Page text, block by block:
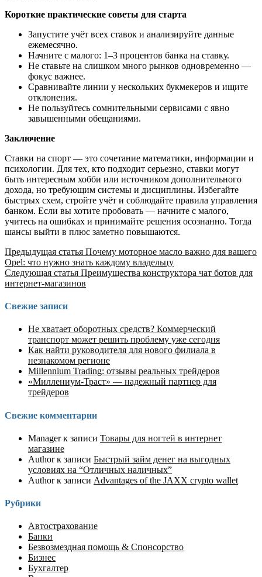
Короткие практические советы для старта
Запустите учёт всех ставок и анализируйте данные
ежемесячно.
Начните с малого: 1–3 процентов банка на ставку.
Не ставьте на слишком много рынков одновременно —
фокус важнее.
Сравнивайте линии у нескольких букмекеров и ищите
отклонения.
Не пользуйтесь сомнительными сервисами с явно
завышенными обещаниями.
Заключение
Ставки на спорт — это сочетание математики, информации и
психологии. Для тех, кто подходит серьезно, ставки могут
быть интересным хобби или источником дополнительного
дохода, но требующим системы и дисциплины. Избегайте
быстрых схем, стройте учёт и соблюдайте правила управления
банком. Если вы хотите пробовать — начните с малого,
учитесь на ошибках и принимайте решения осознанно. Тогда
шансы выйти в плюс заметно повышаются.
Продолжить
чтение
Предыдущая статья Почему моторное масло важно для вашего
Opel: что нужно знать каждому владельцу
Следующая статья Преимущества конструктора чат ботов для
интернет-магазинов
Свежие записи
Не хватает оборотных средств? Коммерческий
транспорт может решить проблему уже сегодня
Как найти руководителя для нового филиала в
незнакомом регионе
Millennium Trading: отзывы реальных трейдеров
«Миллениум-Траст» — надежный партнер для
трейдеров
Свежие комментарии
Managerк записи Товары для ногтей в интернет
магазине
Authorк записи Быстрый займ денег на выгодных
условиях на “Отличных наличных”
Authorк записи Advantages of the JAXX crypto wallet
Рубрики
Автострахование
Банки
Безвозмездная помощь & Спонсорство
Бизнес
Бухгалтер